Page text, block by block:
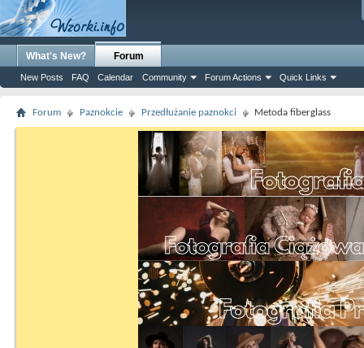
What's New? Forum
New Posts FAQ Calendar Community Forum Actions Quick Links
Forum Paznokcie Przedłużanie paznokci Metoda fiberglass